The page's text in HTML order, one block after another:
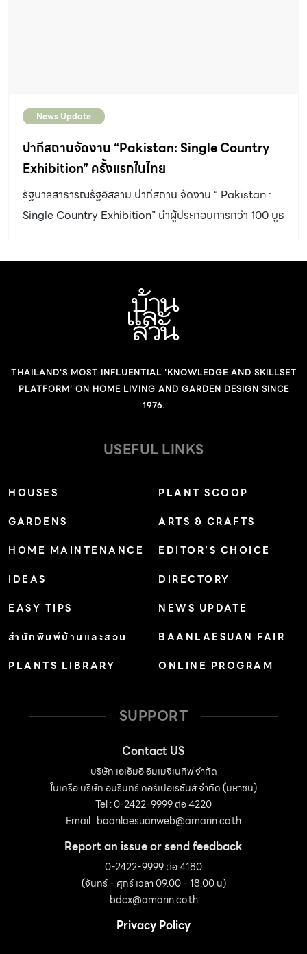
News Update
ปากีสถานจัดงาน “Pakistan: Single Country
Exhibition” ครั้งแรกในไทย
รัฐบาลสาธารณรัฐอิสลาม ปากีสถาน จัดงาน “ Pakistan :
Single Country Exhibition” นำผู้ประกอบการกว่า 100 บูธ
THAILAND'S MOST INFLUENTIAL 'KNOWLEDGE AND SKILLSET
PLATFORM' ON HOME LIVING AND GARDEN DESIGN SINCE
1976.
USEFUL LINKS
HOUSES
GARDENS
HOME MAINTENANCE
IDEAS
EASY TIPS
สำนักพิมพ์บ้านและสวน
PLANTS LIBRARY
PLANT SCOOP
ARTS & CRAFTS
EDITOR’S CHOICE
DIRECTORY
NEWS UPDATE
BAANLAESUAN FAIR
ONLINE PROGRAM
SUPPORT
Contact US
บริษัท เอเอ็มอี อิมเมจิเนทีฟ จำกัด
ในเครือ บริษัท อมรินทร์ คอร์เปอเรชั่นส์ จำกัด (มหาชน)
Tel : 0-2422-9999 ต่อ 4220
Email :baanlaesuanweb@amarin.co.th
Report an issue or send feedback
0-2422-9999 ต่อ 4180
(จันทร์ - ศุกร์ เวลา 09.00 - 18.00 น)
bdcx@amarin.co.th
Privacy Policy